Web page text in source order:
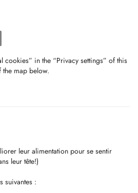
cookies” in the “Privacy settings” of this
map below.
leur alimentation pour se sentir
leur tête!)
suivantes :